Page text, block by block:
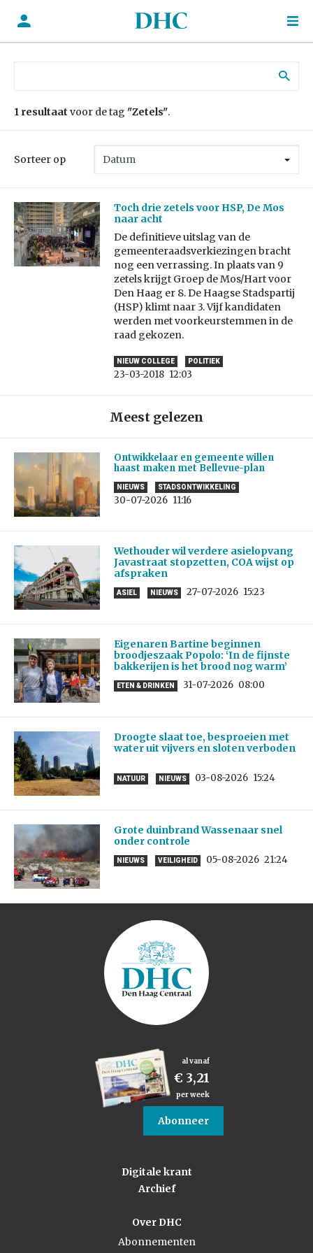
1 resultaat voor de tag "Zetels".
Sorteer op
Toch drie zetels voor HSP, De Mos
naar acht
De definitieve uitslag van de
gemeenteraadsverkiezingen bracht
nog een verrassing. In plaats van 9
zetels krijgt Groep de Mos/Hart voor
Den Haag er 8. De Haagse Stadspartij
(HSP) klimt naar 3. Vijf kandidaten
werden met voorkeurstemmen in de
raad gekozen.
NIEUW COLLEGE POLITIEK
23-03-2018 12:03
Meest gelezen
Ontwikkelaar en gemeente willen
haast maken met Bellevue-plan
NIEUWS STADSONTWIKKELING
30-07-2026 11:16
Wethouder wil verdere asielopvang
Javastraat stopzetten, COA wijst op
afspraken
ASIEL NIEUWS 27-07-2026 15:23
Eigenaren Bartine beginnen
broodjeszaak Popolo: ‘In de fijnste
bakkerijen is het brood nog warm’
ETEN & DRINKEN 31-07-2026 08:00
Droogte slaat toe, besproeien met
water uit vijvers en sloten verboden
NATUUR NIEUWS 03-08-2026 15:24
Grote duinbrand Wassenaar snel
onder controle
NIEUWS VEILIGHEID 05-08-2026 21:24
al vanaf
€ 3,21
per week
Abonneer
Digitale krant
Archief
Over DHC
Abonnementen